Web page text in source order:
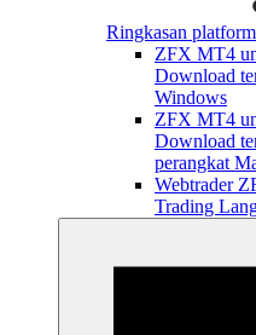
Ringkasan platform
ZFX MT4
Download
Windows
ZFX MT4
Download
perangkat
Webtrader
Trading